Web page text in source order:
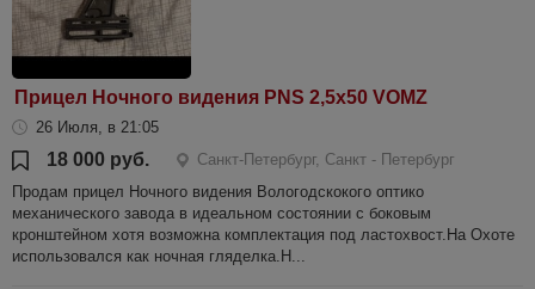
Прицел Ночного видения PNS 2,5x50 VOMZ
26 Июля, в 21:05
18 000 руб.
Санкт-Петербург, Санкт - Петербург
Продам прицел Ночного видения Вологодскокого оптико
механического завода в идеальном состоянии с боковым
кронштейном хотя возможна комплектация под ластохвост.На Охоте
использовался как ночная гляделка.Н...